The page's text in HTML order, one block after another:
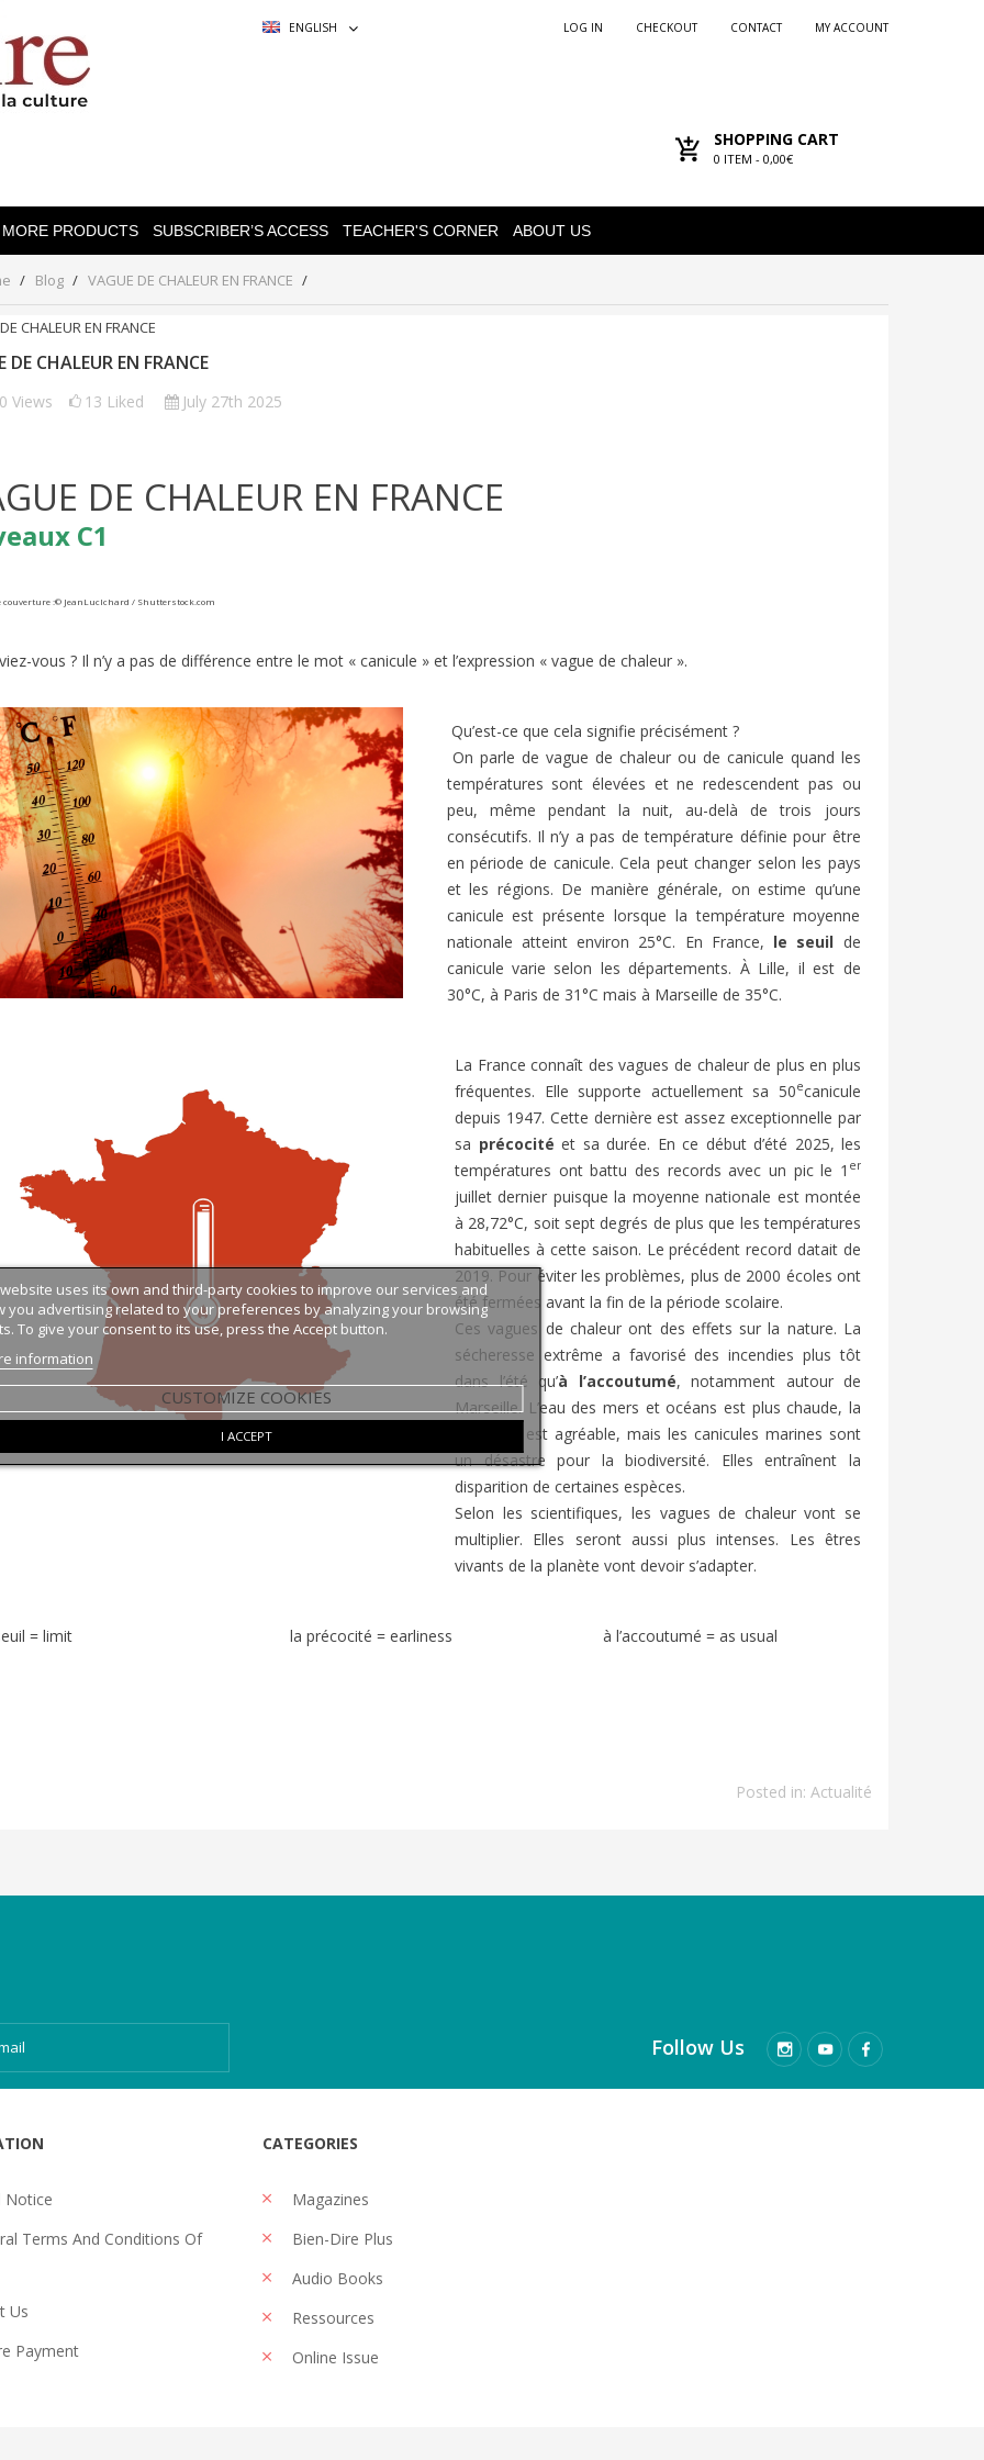
ENGLISH MY ACCOUNT
CONTACT
CHECKOUT
LOG IN
SHOPPING CART
0 ITEM - 0,00€
MORE PRODUCTS SUBSCRIBER’S ACCESS TEACHER'S CORNER ABOUT US
FOREST FIRES |
B2/C1
1 Liked
France subit des incendies
Quand on pense aux
de forêt en France, on
BORMES-LES-MIMOSAS: FRANCE’S
FAVORITE VILLAGE 2026
1 Liked
Connaissez-vous l’émission de télévision
‘Le Village Préféré des Français’ ? Elle est
animée par Stéphane Bern....
SUMMER HOLIDAYS IN FRANCE:
FRENCH A2/B1 | BIEN-DIRE
1153 views
Liked
En France, le mois de juillet marque le
début des « grandes vacances » ou «
vacances d’été ».
Blog VAGUE DE CHALEUR EN FRANCE
DE CHALEUR EN FRANCE
Views 13 Liked July 27th 2025
DE CHALEUR EN FRANCE
C1
couverture :© JeanLucIchard / Shutterstock.com
vous ? Il n’y a pas de différence entre le mot « canicule » et l’expression « vague de chaleur ».
Qu’est-ce que cela signifie précisément ?
On parle de vague de chaleur ou de canicule quand les
températures sont élevées et ne redescendent pas ou
peu, même pendant la nuit, au-delà de trois jours
consécutifs. Il n’y a pas de température définie pour être
en période de canicule. Cela peut changer selon les pays
et les régions. De manière générale, on estime qu’une
canicule est présente lorsque la température moyenne
nationale atteint environ 25°C. En France, le seuil de
canicule varie selon les départements. À Lille, il est de
30°C, à Paris de 31°C mais à Marseille de 35°C.
La France connaît des vagues de chaleur de plus en plus
fréquentes. Elle supporte actuellement sa 50ecanicule
depuis 1947. Cette dernière est assez exceptionnelle par
sa précocité et sa durée. En ce début d’été 2025, les
températures ont battu des records avec un pic le 1 er
juillet dernier puisque la moyenne nationale est montée
à 28,72°C, soit sept degrés de plus que les températures
habituelles à cette saison. Le précédent record datait de
2019. Pour éviter les problèmes, plus de 2000 écoles ont
été fermées avant la fin de la période scolaire.
Ces vagues de chaleur ont des effets sur la nature. La
sécheresse extrême a favorisé des incendies plus tôt
dans l’été qu’à l’accoutumé, notamment autour de
Marseille. L’eau des mers et océans est plus chaude, la
baignade est agréable, mais les canicules marines sont
un désastre pour la biodiversité. Elles entraînent la
disparition de certaines espèces.
Selon les scientifiques, les vagues de chaleur vont se
multiplier. Elles seront aussi plus intenses. Les êtres
vivants de la planète vont devoir s’adapter.
= limit la précocité = earliness à l’accoutumé = as usual
Posted in: Actualité
uses its own and third-party cookies to improve our services and
you advertising related to your preferences by analyzing your browsing
To give your consent to its use, press the Accept button.
information
CUSTOMIZE COOKIES
I ACCEPT
Follow Us
Notice
Terms And Conditions Of
Us
Payment
CATEGORIES
Magazines
Bien-Dire Plus
Audio Books
Ressources
Online Issue